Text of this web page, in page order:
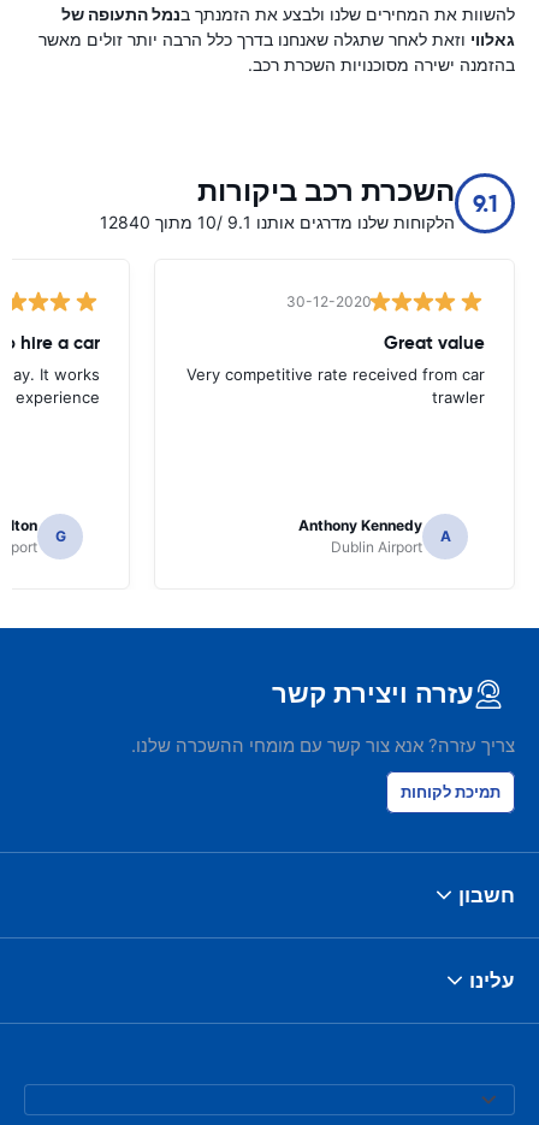
להשוות את המחירים שלנו ולבצע את הזמנתך בנמל התעופה של
גאלווי וזאת לאחר שתגלה שאנחנו בדרך כלל הרבה יותר זולים מאשר
בהזמנה ישירה מסוכנויות השכרת רכב.
9.1 השכרת רכב ביקורות
הלקוחות שלנו מדרגים אותנו 9.1 /10 מתוך 12840
30-12-2020
Great value
Very competitive rate received from car
trawler
A
Anthony Kennedy
Dublin Airport
It works
experience
G
עזרה ויצירת קשר
צריך עזרה? אנא צור קשר עם מומחי ההשכרה שלנו.
תמיכת לקוחות
חשבון
עלינו